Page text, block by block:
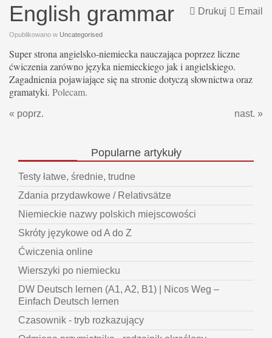
Email
Drukuj
English grammar
Opublikowano w Uncategorised
Super strona angielsko-niemiecka nauczająca poprzez liczne
ćwiczenia zarówno języka niemieckiego jak i angielskiego.
Zagadnienia pojawiające się na stronie dotyczą słownictwa oraz
gramatyki. Polecam.
« poprz. nast. »
Popularneartykuły
Testy łatwe, średnie, trudne
Zdania przydawkowe / Relativsätze
Niemieckie nazwy polskich miejscowości
Skróty językowe od A do Z
Ćwiczenia online
Wierszyki po niemiecku
DW Deutsch lernen (A1, A2, B1) | Nicos Weg –
Einfach Deutsch lernen
Czasownik - tryb rozkazujący